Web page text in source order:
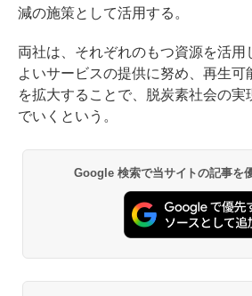
減の施策として活用する。
両社は、それぞれのもつ資源を活用
よいサービスの提供に努め、再生可
を拡大することで、脱炭素社会の実
でいくという。
Google 検索で当サイトの記事を